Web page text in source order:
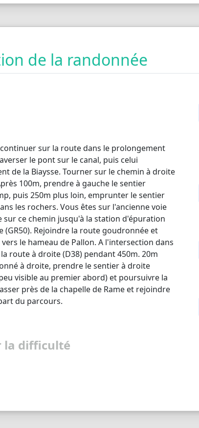
de la randonnée
sur la route dans le prolongement
le pont sur le canal, puis celui
de la Biaysse. Tourner sur le chemin à droite
100m, prendre à gauche le sentier
puis 250m plus loin, emprunter le sentier
les rochers. Vous êtes sur l'ancienne voie
sur ce chemin jusqu'à la station d'épuration
Rejoindre la route goudronnée et
le hameau de Pallon. A l'intersection dans
route à droite (D38) pendant 450m. 20m
à droite, prendre le sentier à droite
visible au premier abord) et poursuivre la
près de la chapelle de Rame et rejoindre
du parcours.
la difficulté